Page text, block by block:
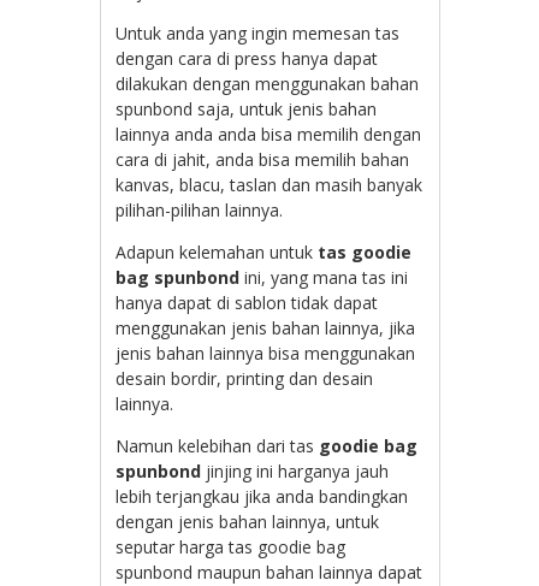
Untuk anda yang ingin memesan tas
dengan cara di press hanya dapat
dilakukan dengan menggunakan bahan
spunbond saja, untuk jenis bahan
lainnya anda anda bisa memilih dengan
cara di jahit, anda bisa memilih bahan
kanvas, blacu, taslan dan masih banyak
pilihan-pilihan lainnya.
Adapun kelemahan untuk tas goodie
bag spunbond ini, yang mana tas ini
hanya dapat di sablon tidak dapat
menggunakan jenis bahan lainnya, jika
jenis bahan lainnya bisa menggunakan
desain bordir, printing dan desain
lainnya.
Namun kelebihan dari tas goodie bag
spunbond jinjing ini harganya jauh
lebih terjangkau jika anda bandingkan
dengan jenis bahan lainnya, untuk
seputar harga tas goodie bag
spunbond maupun bahan lainnya dapat